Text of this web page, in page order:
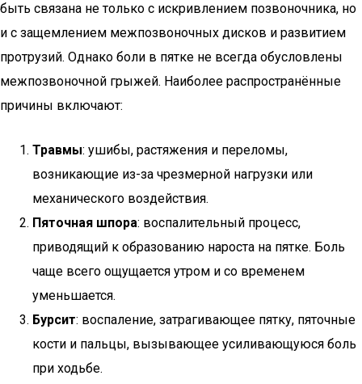
быть связана не только с искривлением позвоночника, но
и с защемлением межпозвоночных дисков и развитием
протрузий. Однако боли в пятке не всегда обусловлены
межпозвоночной грыжей. Наиболее распространённые
причины включают:
Травмы: ушибы, растяжения и переломы,
возникающие из-за чрезмерной нагрузки или
механического воздействия.
Пяточная шпора: воспалительный процесс,
приводящий к образованию нароста на пятке. Боль
чаще всего ощущается утром и со временем
уменьшается.
Бурсит: воспаление, затрагивающее пятку, пяточные
кости и пальцы, вызывающее усиливающуюся боль
при ходьбе.